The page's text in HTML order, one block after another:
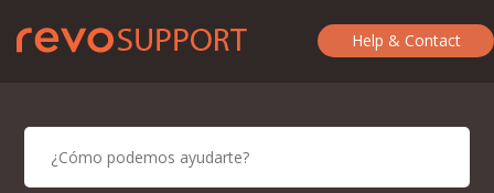
Help & Contact